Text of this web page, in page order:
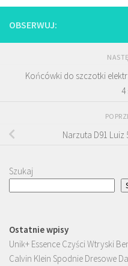
OBSERWUJ:
Końcówki do szczotki
4
Narzuta D91 Luiz
Szukaj
Ostatnie wpisy
Unik+ Essence Czyści Wtryski
Calvin Klein Spodnie Dresowe